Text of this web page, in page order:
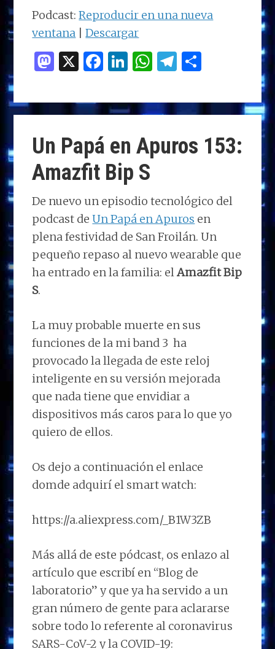
audio
Podcast:Reproducir en una nueva
ventana |Descargar
M
to
d
o
n
X F
ce
b
o
o
k
Li
k
e
dI
n
W
at
s
A
p
T
e
g
ra
m
m
p
ar
ti
Un Papá en Apuros 153:
Amazfit Bip S
De nuevo un episodio tecnológico del
podcast deUn Papá en Apuros en
plena festividad de San Froilán. Un
pequeño repaso al nuevo wearable que
ha entrado en la familia: elAmazfit Bip
S.
La muy probable muerte en sus
funciones de la mi band 3 ha
provocado la llegada de este reloj
inteligente en su versión mejorada
que nada tiene que envidiar a
dispositivos más caros para lo que yo
quiero de ellos.
Os dejo a continuación el enlace
domde adquirí el smart watch:
https://a.aliexpress.com/_B1W3ZB
Más allá de este pódcast, os enlazo al
artículo que escribí en “Blog de
laboratorio” y que ya ha servido a un
gran número de gente para aclararse
sobre todo lo referente al coronavirus
SARS-CoV-2 y la COVID-19: